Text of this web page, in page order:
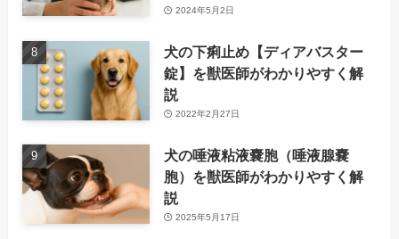
2024年5月2日
犬の下痢止め【ディアバスター
錠】を獣医師がわかりやすく解
説
2022年2月27日
犬の唾液粘液嚢胞（唾液腺嚢
胞）を獣医師がわかりやすく解
説
2025年5月17日